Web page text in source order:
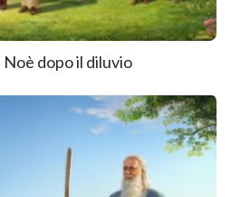
Noè dopo il diluvio